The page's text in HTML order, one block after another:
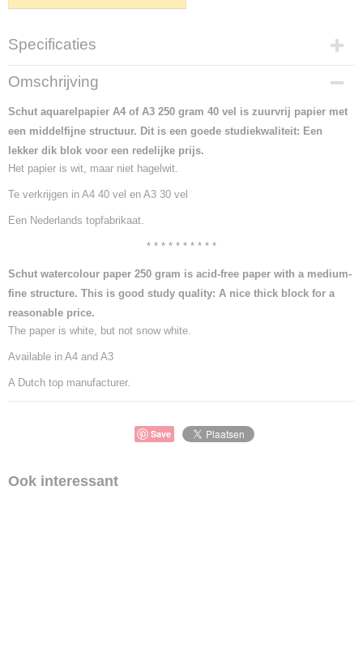
Specificaties
Productcode
1006-7809
Omschrijving
Schut aquarelpapier A4 of A3 250 gram 40 vel is zuurvrij papier met
een middelfijne structuur. Dit is een goede studiekwaliteit: Een
lekker dik blok voor een redelijke prijs.
Het papier is wit, maar niet hagelwit.
Te verkrijgen in A4 40 vel en A3 30 vel
Een Nederlands topfabrikaat.
* * * * * * * * * *
Schut watercolour paper 250 gram is acid-free paper with a medium-
fine structure. This is good study quality: A nice thick block for a
reasonable price.
The paper is white, but not snow white.
Available in A4 and A3
A Dutch top manufacturer.
Save
Ook interessant